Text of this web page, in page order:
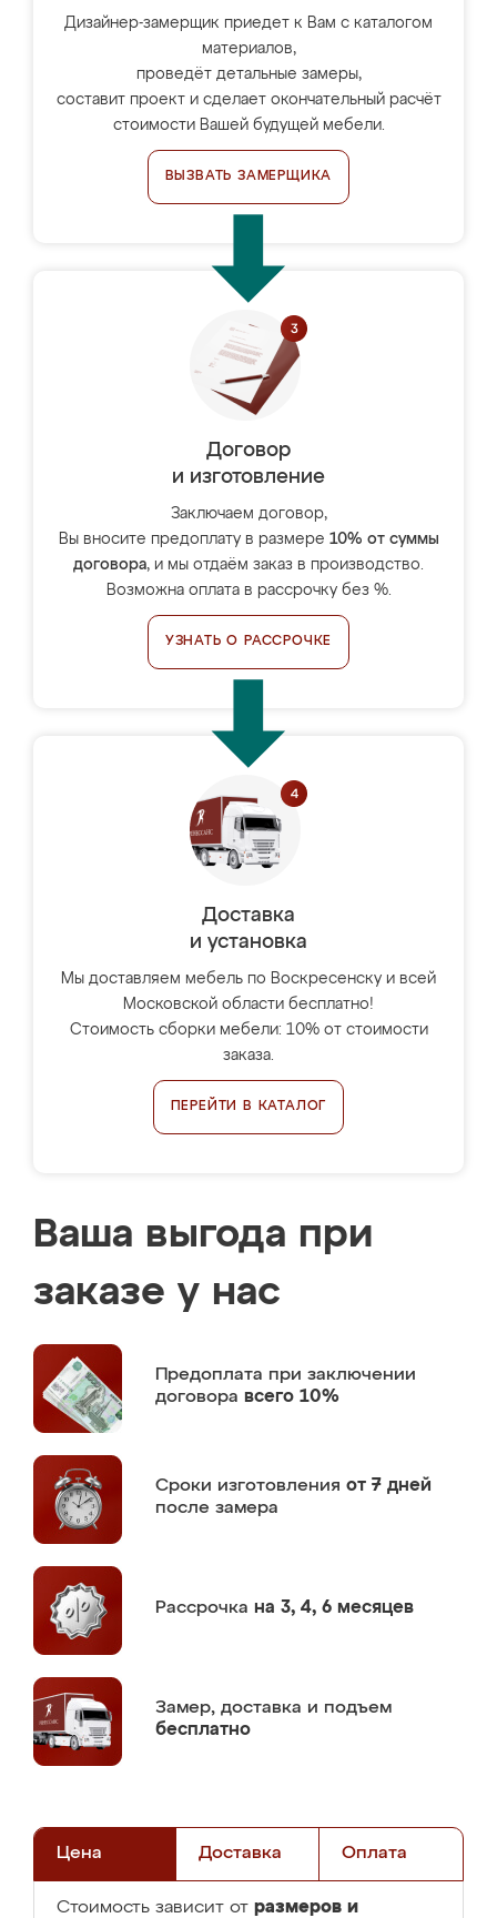
Дизайнер-замерщик приедет к Вам с каталогом
материалов,
проведёт детальные замеры,
составит проект и сделает окончательный расчёт
стоимости Вашей будущей мебели.
ВЫЗВАТЬ ЗАМЕРЩИКА
Договор
и изготовление
Заключаем договор,
Вы вносите предоплату в размере 10% от суммы
договора, и мы отдаём заказ в производство.
Возможна оплата в рассрочку без %.
УЗНАТЬ О РАССРОЧКЕ
Доставка
и установка
Мы доставляем мебель по Воскресенску и всей
Московской области бесплатно!
Стоимость сборки мебели: 10% от стоимости
заказа.
ПЕРЕЙТИ В КАТАЛОГ
Ваша выгода при
заказе у нас
Предоплата при заключении
договора всего 10%
Сроки изготовления от 7 дней
после замера
Рассрочка на 3, 4, 6 месяцев
Замер, доставка и подъем
бесплатно
Цена Доставка Оплата
Стоимость зависит от размеров и